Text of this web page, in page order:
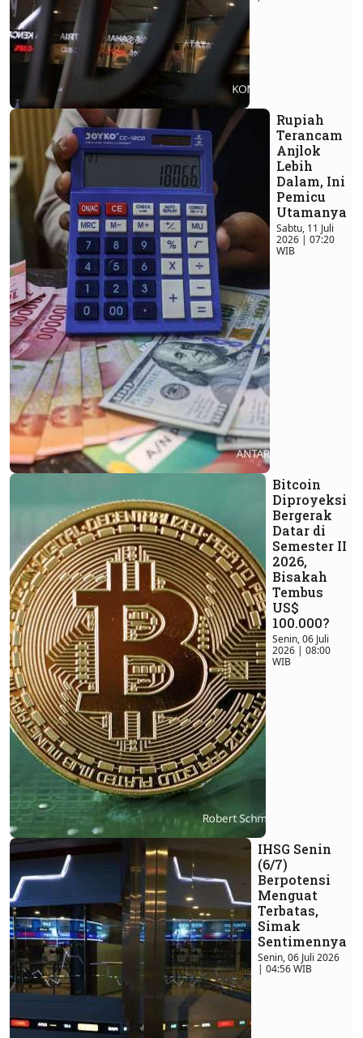
Rupiah
Terancam
Anjlok
Lebih
Dalam, Ini
Pemicu
Utamanya
Sabtu, 11 Juli
2026 | 07:20
WIB
Bitcoin
Diproyeksi
Bergerak
Datar di
Semester II
2026,
Bisakah
Tembus
US$
100.000?
Senin, 06 Juli
2026 | 08:00
WIB
IHSG Senin
(6/7)
Berpotensi
Menguat
Terbatas,
Simak
Sentimennya
Senin, 06 Juli 2026
| 04:56 WIB